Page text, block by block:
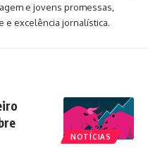
e jovens promessas,
e excelência jornalística.
NOTÍCIAS